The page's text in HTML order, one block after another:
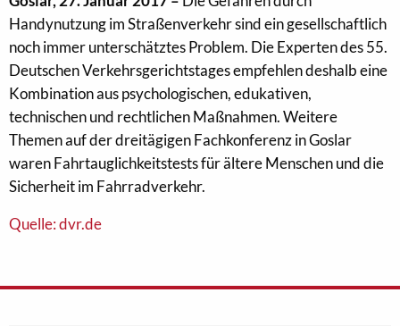
Handynutzung im Straßenverkehr sind ein gesellschaftlich
noch immer unterschätztes Problem. Die Experten des 55.
Deutschen Verkehrsgerichtstages empfehlen deshalb eine
Kombination aus psychologischen, edukativen,
technischen und rechtlichen Maßnahmen. Weitere
Themen auf der dreitägigen Fachkonferenz in Goslar
waren Fahrtauglichkeitstests für ältere Menschen und die
Sicherheit im Fahrradverkehr.
Quelle: dvr.de